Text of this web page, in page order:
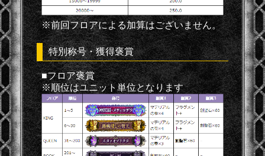
※前回フロアによる加算はございません。
特別称号・獲得褒賞
■フロア褒賞
※順位はユニット単位となります